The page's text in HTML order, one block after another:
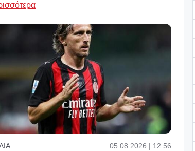
05.08.2026 | 12:56